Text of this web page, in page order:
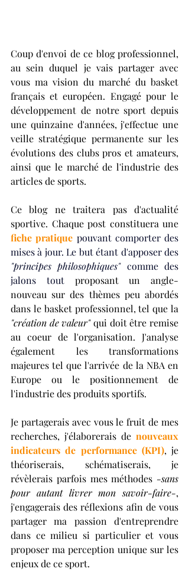
Coup d'envoi de ce blog professionnel,
au sein duquel je vais partager avec
vous ma vision du marché du basket
français et européen. Engagé pour le
développement de notre sport depuis
une quinzaine d'années, j'effectue une
veille stratégique permanente sur les
évolutions des clubs pros et amateurs,
ainsi que le marché de l'industrie des
articles de sports.
Ce blog ne traitera pas d'actualité
fiche pratique pouvant comporter des
"principes philosophiques" comme des
jalons tout proposant un angle-
nouveau sur des thèmes peu abordés
"création de valeur" qui doit être remise
au coeur de l'organisation. J'analyse
également les transformations
majeures tel que l'arrivée de la NBA en
Europe ou le positionnement de
l'industrie des produits sportifs.
Je partagerais avec vous le fruit de mes
recherches, j'élaborerais de nouveaux
indicateurs de performance (KPI), je
théoriserais, schématiserais, je
révèlerais parfois mes méthodes -sans
pour autant livrer mon savoir-faire-,
j'engagerais des réflexions afin de vous
partager ma passion d'entreprendre
dans ce milieu si particulier et vous
proposer ma perception unique sur les
enjeux de ce sport.